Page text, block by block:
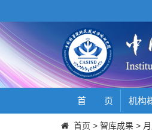
首 页 机构
首页 > 智库成果 >